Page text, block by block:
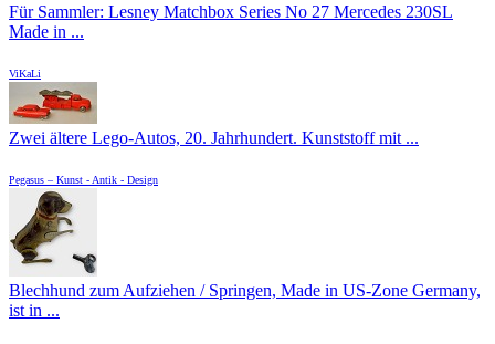
Für Sammler: Lesney Matchbox Series No 27 Mercedes 230SL
Made in ...
ViKaLi
Zwei ältere Lego-Autos, 20. Jahrhundert. Kunststoff mit ...
Pegasus – Kunst - Antik - Design
Blechhund zum Aufziehen / Springen, Made in US-Zone Germany,
ist in ...